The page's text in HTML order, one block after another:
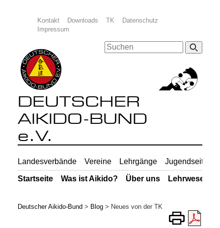
Kontakt Downloads TK
Datenschutz
Impressum
DEUTSCHER
AIKIDO-BUND
e.V.
Landesverbände Vereine Lehrgänge Jugendseiten
Startseite Was ist Aikido? Über uns Lehrwesen
Deutscher Aikido-Bund > Blog > Neues von der TK